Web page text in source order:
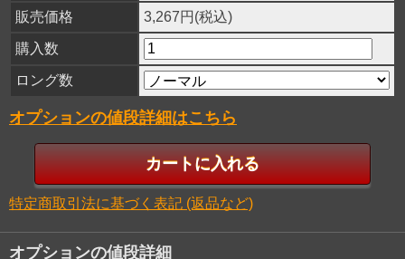
販売価格
3,267円(税込)
購入数
ロング数
オプションの値段詳細はこちら
特定商取引法に基づく表記 (返品など)
オプションの値段詳細